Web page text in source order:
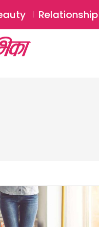
Relationship